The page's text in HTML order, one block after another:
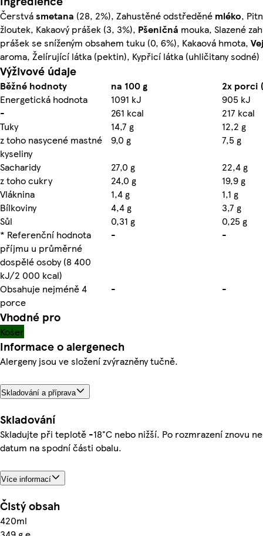
Čerstvásmetana (28, 2%), Zahustěné odstředěné mléko,
žloutek, Kakaový prášek (3, 3%), Pšeničná mouka, Slazené
prášek se sníženým obsahem tuku (0, 6%), Kakaová hmota,
aroma, Želírující látka (pektin), Kypřicí látka (uhličitany sodné)
Výživové údaje
Běžné hodnoty na 100 g
2x porci
Energetická hodnota
1091 kJ
905 kJ
-
261 kcal
217 kcal
Tuky
14,7 g
12,2 g
z toho nasycené mastné
kyseliny
9,0 g
7,5 g
Sacharidy
27,0 g
22,4 g
z toho cukry
24,0 g
19,9 g
Vláknina
1,4 g
1,1 g
Bílkoviny
4,4 g
3,7 g
Sůl
0,31 g
0,25 g
* Referenční hodnota
příjmu u průměrné
dospělé osoby (8 400
kJ/2 000 kcal)
- -
Obsahuje nejméně 4
porce
- -
Vhodné pro
Košer
Informace o alergenech
Alergeny jsou ve složení zvýrazněny tučně.
Skladování a příprava
Skladování
Skladujte při teplotě -18°C nebo nižší. Po rozmrazení znovu
datum na spodní části obalu.
Více informací
Čistý obsah
420ml